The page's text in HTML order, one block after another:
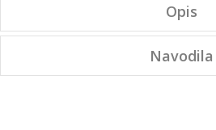
Opis
Navodila